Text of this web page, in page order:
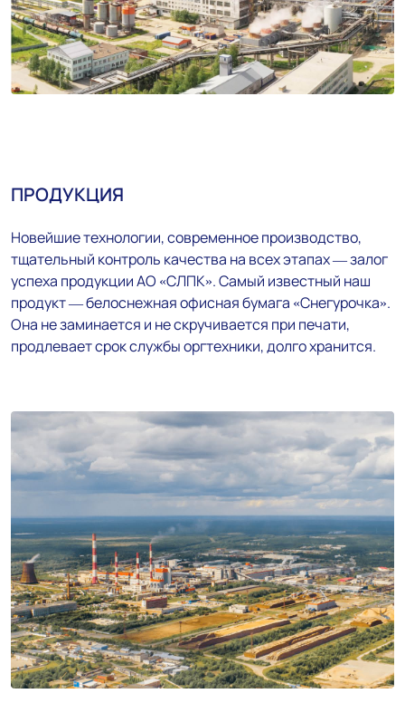
ПРОДУКЦИЯ
Новейшие технологии, современное производство,
тщательный контроль качества на всех этапах — залог
успеха продукции АО «СЛПК». Самый известный наш
продукт — белоснежная офисная бумага «Снегурочка».
Она не заминается и не скручивается при печати,
продлевает срок службы оргтехники, долго хранится.